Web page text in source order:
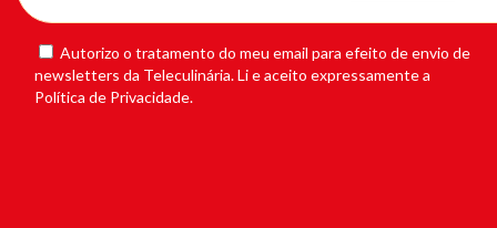
Autorizo o tratamento do meu email para efeito de envio de
newsletters da Teleculinária. Li e aceito expressamente a
Política de Privacidade.